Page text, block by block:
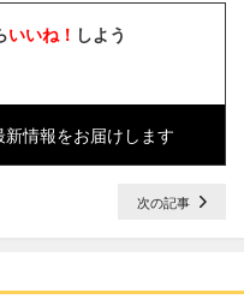
いいね！ しよう
情報をお届けします
次の記事